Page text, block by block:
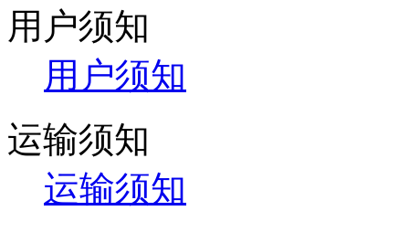
用户须知
用户须知
运输须知
运输须知